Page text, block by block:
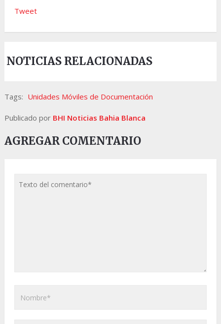
Tweet
NOTICIAS RELACIONADAS
Tags: Unidades Móviles de Documentación
Publicado por BHI Noticias Bahia Blanca
AGREGAR COMENTARIO